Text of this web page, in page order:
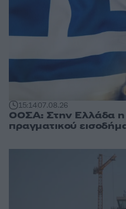
15:1407.08.26
ΟΟΣΑ: Στην Ελλάδα
πραγματικού